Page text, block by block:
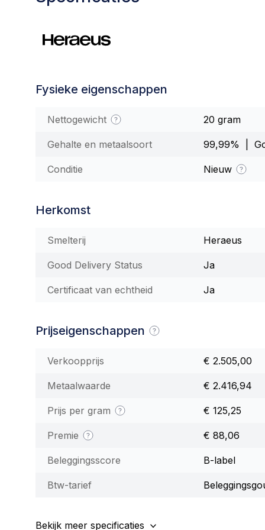
Fysieke eigenschappen
Nettogewicht 20 gram
Gehalte en metaalsoort 99,99% |
Conditie Nieuw
Herkomst
Smelterij Heraeus
Good Delivery Status Ja
Certificaat van echtheid Ja
Prijseigenschappen
Verkoopprijs € 2.505,00
Metaalwaarde € 2.416,94
Prijs per gram € 125,25
Premie € 88,06
Beleggingsscore B-label
Btw-tarief
Bekijk meer specificaties